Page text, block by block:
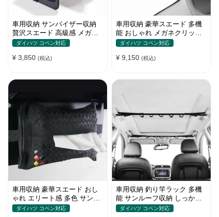
車用収納 サンバイザー収納
贅沢スエード 高級感 メガネ
カードクリップ 多機能 実用
ダイハツ コペン対応
¥ 3,850 (税込)
車用収納 豪華スエード 多機
能 おしゃれ メガネクリップ
サンバイザー収納 サングラス
ダイハツ コペン対応
¥ 9,150 (税込)
車用収納 豪華スエード おし
ゃれ エリート感 多色 サンバ
イザー シートバック 多用
ダイハツ コペン対応
車用収納 釣り竿ラック 多機
能 サンルーフ収納 しっかり
耐久 ネット・ポケット付き
ダイハツ コペン対応